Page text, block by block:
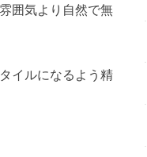
囲気より自然で無
イルになるよう精